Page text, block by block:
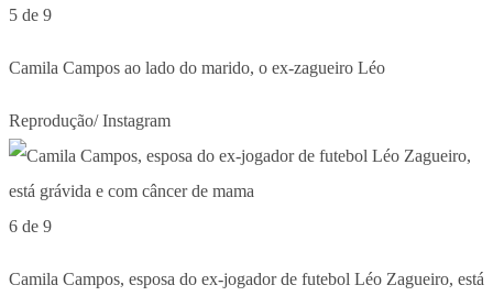
5 de 9
Camila Campos ao lado do marido, o ex-zagueiro Léo
Reprodução/ Instagram
6 de 9
Camila Campos, esposa do ex-jogador de futebol Léo Zagueiro, está